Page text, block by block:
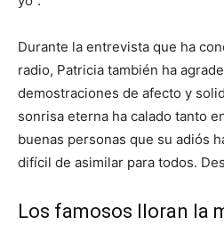
Durante la entrevista que ha
radio, Patricia también ha
demostraciones de afecto y
sonrisa eterna ha calado tanto
buenas personas que su adiós
difícil de asimilar para todos.
Los famosos lloran la